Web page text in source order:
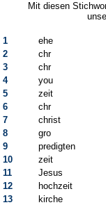
Mit diesen
1
ehe
2
chr
3
chr
4
you
5
zeit
6
chr
7
christ
8
gro
9
predigten
10
zeit
11
Jesus
12
hochzeit
13
kirche